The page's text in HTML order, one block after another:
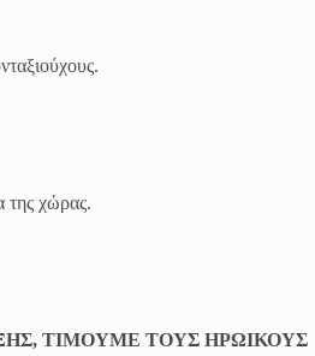
της χώρας.
ΤΙΜΟΥΜΕ ΤΟΥΣ ΗΡΩΙΚΟΥΣ